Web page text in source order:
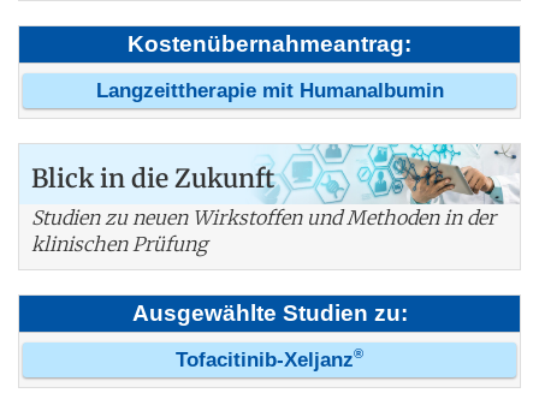
Kostenübernahmeantrag:
Langzeittherapie mit Humanalbumin
Blick in die Zukunft
Studien zu neuen Wirkstoffen und Methoden in der
klinischen Prüfung
Ausgewählte Studien zu:
Tofacitinib-Xeljanz®